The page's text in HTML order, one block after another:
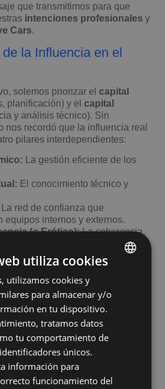
que transmitimos para que
intenciones profesionales y
Cars.
la Influencia en el
solemos priorizar elcapital
planificación) y elcapital
y análisis técnico). Sin
nos recordó que la influencia real
pilares interdependientes:
La gestión eficiente de los
El conocimiento técnico y
La red de confianza que
equipos internos y externos.
(o Erótico):La coherencia,
de conectar desde la
cambia la mirada: la
“se tiene” o “no se tiene”, sino
que se entrena, igual que
de planificación.
para un impacto
de tensión, descuidamos factores
pero que son determinantes
ENGLISH
utiliza cookies
utilizamos cookies y
para almacenar y/o
en tu dispositivo.
tratamos datos
tu comportamiento de
únicos.
información para
funcionamiento del